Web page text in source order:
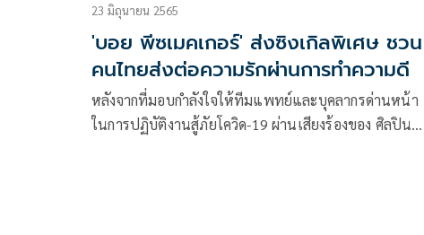
23 มิถุนายน 2565
'บอย พีซเมคเกอร์' ส่งซิงเกิลพิเศษ ชวน
คนไทยส่งต่อความรักผ่านการทำความดี
หลังจากที่มอบกำลังใจให้ทีมแพทย์และบุคลากรด่านหน้า
ในการปฏิบัติงานสู้ภัยโควิด-19 ผ่านเสียงร้องของ ศิลปิน